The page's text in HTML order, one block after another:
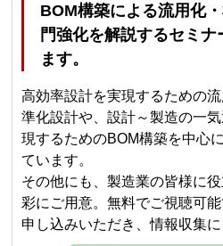
BOM構築による流用化
門強化を解説するセミ
ます。
高効率設計を実現するための
準化設計や、設計～製造の一
現するためのBOM構築を中心
ています。
その他にも、製造業の皆様に
彩にご用意。無料でご視聴可
申し込みいただき、情報収集に